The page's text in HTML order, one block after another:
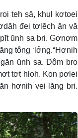
teh să, khul kơtoei
đei tơlĕch ăn vă
ŭnh sa bri. Gơnơm
tông ‘lơ̆ng.“Hơnih
ŭnh sa. Dôm bro
tơt hloh. Kon pơlei
hơnih vei lăng bri.